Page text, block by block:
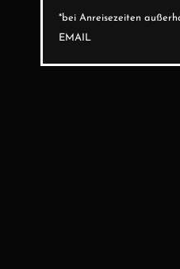
*bei Anreisezeiten
EMAIL